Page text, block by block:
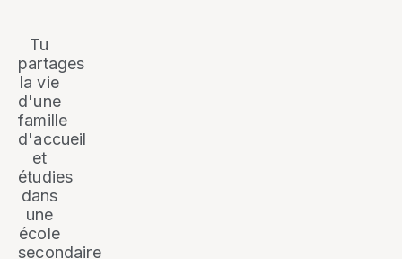
Tu
partages
la vie
d'une
famille
d'accueil
et
étudies
dans
une
école
secondaire